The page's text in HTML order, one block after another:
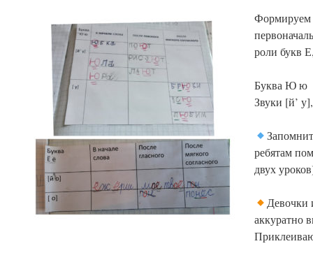
роли букв
Буква Ю ю
Звуки [й’
ребятам
двух
Девочки
аккуратно